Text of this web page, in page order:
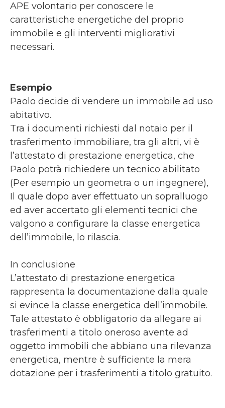
APE volontario per conoscere le
caratteristiche energetiche del proprio
immobile e gli interventi migliorativi
necessari.
Esempio
Paolo decide di vendere un immobile ad uso
abitativo.
Tra i documenti richiesti dal notaio per il
trasferimento immobiliare, tra gli altri, vi è
l’attestato di prestazione energetica, che
Paolo potrà richiedere un tecnico abilitato
(Per esempio un geometra o un ingegnere),
Il quale dopo aver effettuato un sopralluogo
ed aver accertato gli elementi tecnici che
valgono a configurare la classe energetica
dell’immobile, lo rilascia.
In conclusione
L’attestato di prestazione energetica
rappresenta la documentazione dalla quale
si evince la classe energetica dell’immobile.
Tale attestato è obbligatorio da allegare ai
trasferimenti a titolo oneroso avente ad
oggetto immobili che abbiano una rilevanza
energetica, mentre è sufficiente la mera
dotazione per i trasferimenti a titolo gratuito.